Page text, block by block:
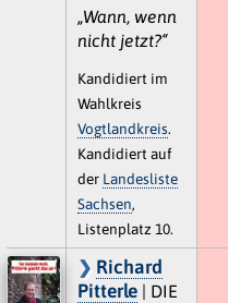
„Wann, wenn
nicht jetzt?“
Kandidiert im
Wahlkreis
Vogtlandkreis.
Kandidiert auf
der Landesliste
Sachsen,
Listenplatz 10.
Richard
Pitterle| DIE